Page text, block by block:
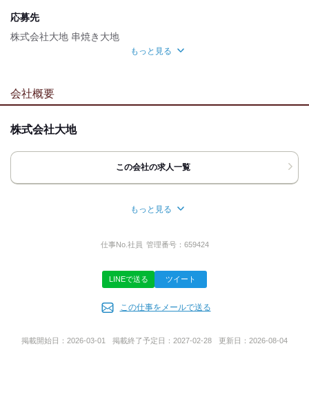
・社員旅行＆社内イベント（BBQや花見など）
・結婚記念日招待制度
交通費有 寮・社宅あり
髪自由
応募時のメリット
応募先
株式会社大地 串焼き大地
[最寄駅]
埼玉県 草加市⁄草加駅 (徒歩 3分)ほか
[住所]
1F
地図・アクセス詳細を見る
最後まで読んで頂き、ありがとうございます！
ご質問もお気軽にお問い合わせください。
【応募】ボタンよりご応募ください。
SMSまたはメールにてお送りする日程調整のURLからご回答をお
もっと見る
会社概要
株式会社大地
この会社の求人一覧
東京都足立区綾瀬2丁目24番11号
もっと見る
仕事No. 社員 管理番号： 659424
LINEで送る ツイート
この仕事をメールで送る
掲載開始日： 2026-03-01 掲載終了予定日： 2027-02-28 更新日： 2026-08-04